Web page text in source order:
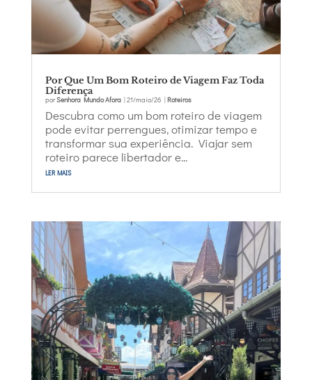
Por Que Um Bom Roteiro de Viagem Faz Toda
Diferença
porSenhora Mundo Afora| 21/maio/26 Roteiros
Descubra como um bom roteiro de viagem
pode evitar perrengues, otimizar tempo e
transformar sua experiência. Viajar sem
roteiro parece libertador e...
ler mais